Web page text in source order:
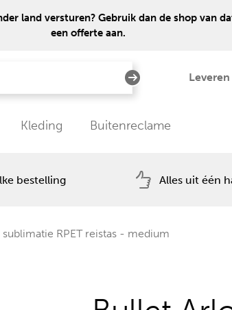
land versturen? Gebruik dan de shop van
een offerte aan.
Kleding Buitenreclame
bestelling Alles uit één
RPET reistas - medium